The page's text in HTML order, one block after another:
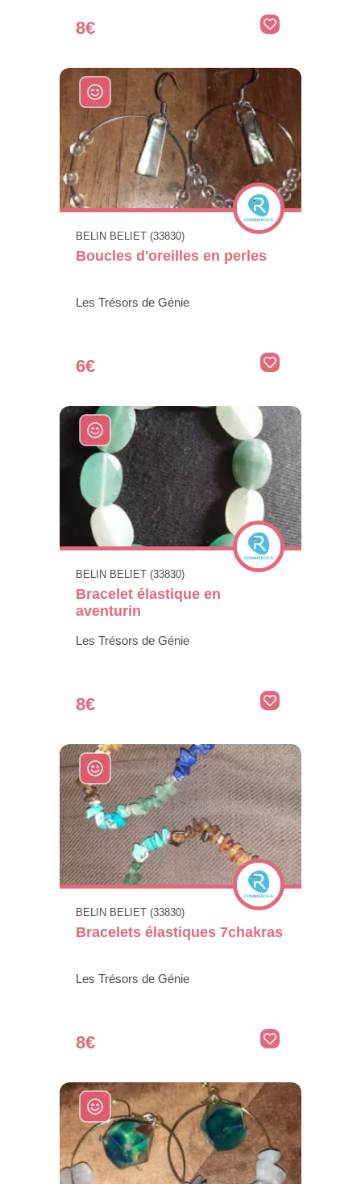
8€
BELIN BELIET (33830)
Boucles d'oreilles en perles
Les Trésors de Génie
6€
BELIN BELIET (33830)
Bracelet élastique en
aventurin
Les Trésors de Génie
8€
BELIN BELIET (33830)
Bracelets élastiques 7chakras
Les Trésors de Génie
8€